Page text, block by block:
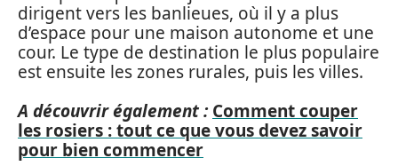
dirigent vers les banlieues, où il y a plus
d’espace pour une maison autonome et une
cour. Le type de destination le plus populaire
est ensuite les zones rurales, puis les villes.
A découvrir également : Comment couper
les rosiers : tout ce que vous devez savoir
pour bien commencer